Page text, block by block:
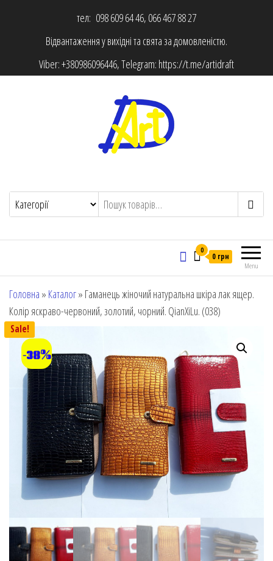
тел: 098 609 64 46, 066 467 88 27
Відвантаження у вихідні та свята за домовленістю.
Viber:+380986096446, Telegram: https://t.me/artidraft
Menu
0
0 грн
Головна » Каталог» Гаманець жіночий натуральна шкіра лак ящер.
Колір яскраво-червоний, золотий, чорний. QianXiLu. (038)
Sale!
-38%